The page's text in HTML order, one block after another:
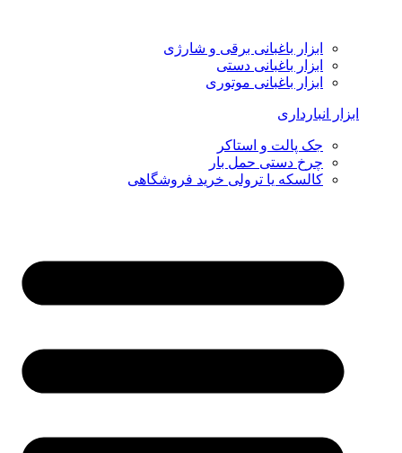
ابزار باغبانی برقی و شارژی
ابزار باغبانی دستی
ابزار باغبانی موتوری
ابزار انبارداری
جک پالت و استاکر
چرخ دستی حمل بار
کالسکه یا ترولی خرید فروشگاهی